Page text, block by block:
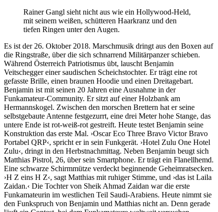
Rainer Gangl sieht nicht aus wie ein Hollywood-Held,
mit seinem weißen, schütteren Haarkranz und den
tiefen Ringen unter den Augen.
Es ist der 26. Oktober 2018. Marschmusik dringt aus den Boxen auf
die Ringstraße, über die sich schnarrend Militärpanzer schieben.
Während Österreich Patriotismus übt, lauscht Benjamin
Veitschegger einer saudischen Scheichstochter. Er trägt eine rot
gefasste Brille, einen braunen Hoodie und einen Dreitagebart.
Benjamin ist mit seinen 20 Jahren eine Ausnahme in der
Funkamateur-Community. Er sitzt auf einer Holzbank am
Hermannskogel. Zwischen den morschen Brettern hat er seine
selbstgebaute Antenne festgezurrt, eine drei Meter hohe Stange, das
untere Ende ist rot-weiß-rot gestreift. Heute testet Benjamin seine
Konstruktion das erste Mal. ›Oscar Eco Three Bravo Victor Bravo
Portabel QRP‹, spricht er in sein Funkgerät. ›Hotel Zulu One Hotel
Zulu‹, dringt in den Herbstnachmittag. Neben Benjamin beugt sich
Matthias Pistrol, 26, über sein Smartphone. Er trägt ein Flanellhemd.
Eine schwarze Schirmmütze verdeckt beginnende Geheimratsecken.
›H Z eins H Z‹, sagt Matt­hias mit ruhiger Stimme, und ›das ist Laila
Zaidan.‹ Die Tochter von Sheik Ahmad Zaidan war die erste
Funkamateurin im westlichen Teil Saudi-Arabiens. Heute nimmt sie
den Funkspruch von Benjamin und Matthias nicht an. Denn gerade